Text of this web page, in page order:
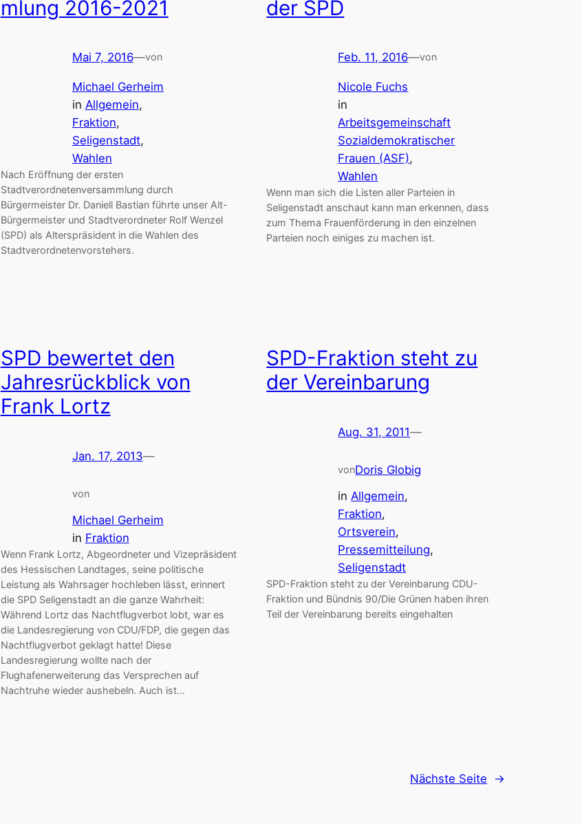
mlung 2016-2021
Mai 7, 2016—von
Michael Gerheim
in Allgemein
Fraktion
Seligenstadt
Wahlen
Nach Eröffnung der ersten
Stadtverordnetenversammlung durch
Bürgermeister Dr. Daniell Bastian führte unser Alt-
Bürgermeister und Stadtverordneter Rolf Wenzel
(SPD) als Alterspräsident in die Wahlen des
Stadtverordnetenvorstehers.
der SPD
Feb. 11, 2016—von
Nicole Fuchs
in
Arbeitsgemeinschaft
Sozialdemokratischer
Frauen (ASF)
Wahlen
Wenn man sich die Listen aller Parteien in
Seligenstadt anschaut kann man erkennen, dass
zum Thema Frauenförderung in den einzelnen
Parteien noch einiges zu machen ist.
SPD bewertet den
Jahresrückblick von
Frank Lortz
Jan. 17, 2013—
von
Michael Gerheim
in Fraktion
Wenn Frank Lortz, Abgeordneter und Vizepräsident
des Hessischen Landtages, seine politische
Leistung als Wahrsager hochleben lässt, erinnert
die SPD Seligenstadt an die ganze Wahrheit:
Während Lortz das Nachtflugverbot lobt, war es
die Landesregierung von CDU/FDP, die gegen das
Nachtflugverbot geklagt hatte! Diese
Landesregierung wollte nach der
Flughafenerweiterung das Versprechen auf
Nachtruhe wieder aushebeln. Auch ist…
SPD-Fraktion steht zu
der Vereinbarung
Aug. 31, 2011—
vonDoris Globig
inAllgemein
Fraktion
Ortsverein
Pressemitteilung
Seligenstadt
SPD-Fraktion steht zu der Vereinbarung CDU-
Fraktion und Bündnis 90/Die Grünen haben ihren
Teil der Vereinbarung bereits eingehalten
Nächste Seite →